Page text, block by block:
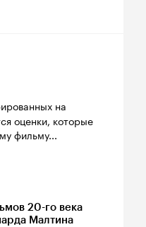
на
оценки, которые
фильму...
20-го века
Малтина